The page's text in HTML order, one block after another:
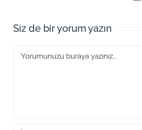
Siz de bir yorum yazın